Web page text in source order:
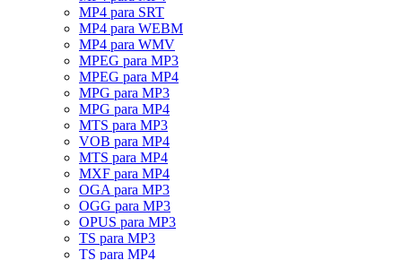
MP4 para SRT
MP4 para WEBM
MP4 para WMV
MPEG para MP3
MPEG para MP4
MPG para MP3
MPG para MP4
MTS para MP3
VOB para MP4
MTS para MP4
MXF para MP4
OGA para MP3
OGG para MP3
OPUS para MP3
TS para MP3
TS para MP4